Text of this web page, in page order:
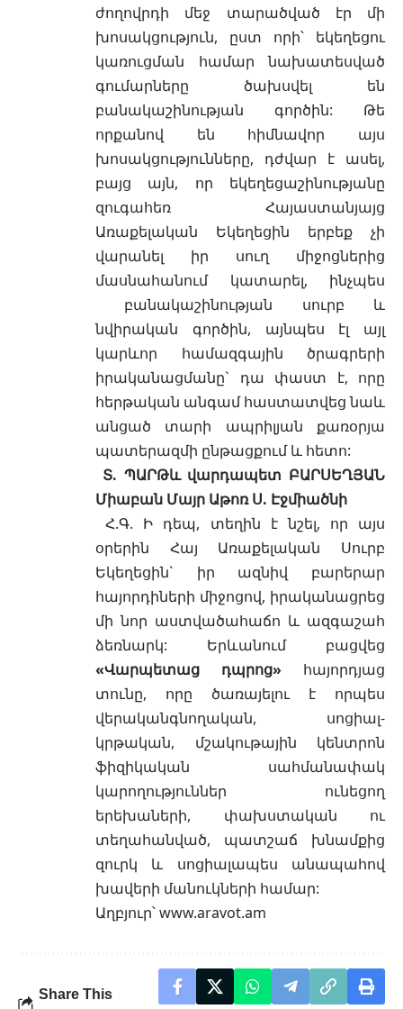
ժողովրդի մեջ տարածված էր մի
խոսակցություն, ըստ որի՝ եկեղեցու
կառուցման համար նախատեսված
գումարները ծախսվել են
բանակաշինության գործին: Թե
որքանով են հիմնավոր այս
խոսակցությունները, դժվար է ասել,
բայց այն, որ եկեղեցաշինությանը
զուգահեռ Հայաստանյայց
Առաքելական Եկեղեցին երբեք չի
վարանել իր սուղ միջոցներից
մասնահանում կատարել, ինչպես
բանակաշինության սուրբ և
նվիրական գործին, այնպես էլ այլ
կարևոր համազգային ծրագրերի
իրականացմանը` դա փաստ է, որը
հերթական անգամ հաստատվեց նաև
անցած տարի ապրիլյան քառօրյա
պատերազմի ընթացքում և հետո:
Տ. ՊԱՐԹև վարդապետ ԲԱՐՍԵՂՅԱՆ
Միաբան Մայր Աթոռ Ս. Էջմիածնի
Հ.Գ. Ի դեպ, տեղին է նշել, որ այս
օրերին Հայ Առաքելական Սուրբ
Եկեղեցին` իր ազնիվ բարերար
հայորդիների միջոցով, իրականացրեց
մի նոր աստվածահաճո և ազգաշահ
ձեռնարկ: Երևանում բացվեց
«Վարպետաց դպրոց» հայորդյաց
տունը, որը ծառայելու է որպես
վերականգնողական, սոցիալ-
կրթական, մշակութային կենտրոն
ֆիզիկական սահմանափակ
կարողություններ ունեցող
երեխաների, փախստական ու
տեղահանված, պատշաճ խնամքից
զուրկ և սոցիալապես անապահով
խավերի մանուկների համար:
Աղբյուր՝www.aravot.am
Share This